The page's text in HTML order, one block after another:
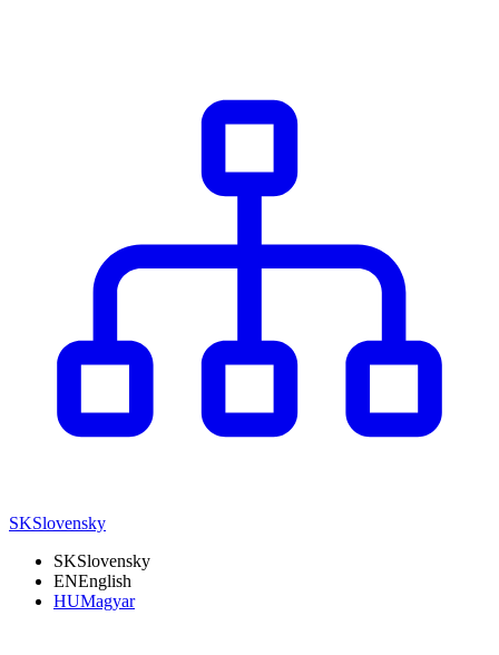
SKSlovensky
SKSlovensky
ENEnglish
HUMagyar